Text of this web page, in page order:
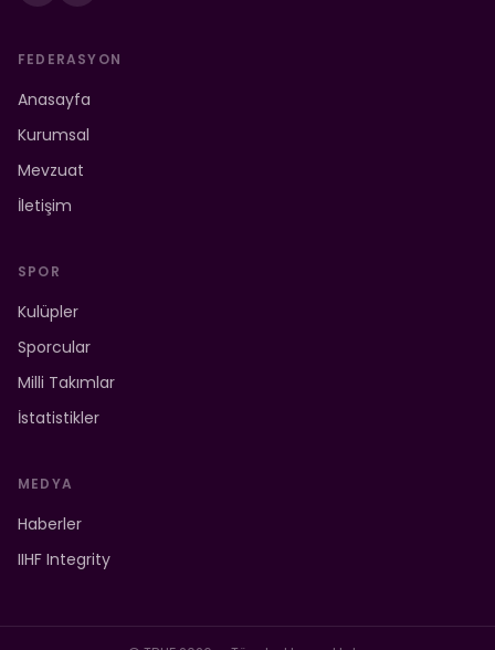
FEDERASYON
Anasayfa
Kurumsal
Mevzuat
İletişim
SPOR
Kulüpler
Sporcular
Milli Takımlar
İstatistikler
MEDYA
Haberler
IIHF Integrity